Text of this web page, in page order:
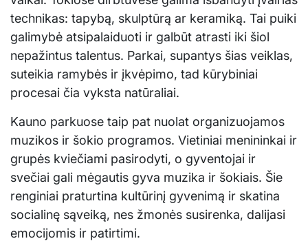
technikas: tapybą, skulptūrą ar keramiką. Tai puiki
galimybė atsipalaiduoti ir galbūt atrasti iki šiol
nepažintus talentus. Parkai, supantys šias veiklas,
suteikia ramybės ir įkvėpimo, tad kūrybiniai
procesai čia vyksta natūraliai.
Kauno parkuose taip pat nuolat organizuojamos
muzikos ir šokio programos. Vietiniai menininkai ir
grupės kviečiami pasirodyti, o gyventojai ir
svečiai gali mėgautis gyva muzika ir šokiais. Šie
renginiai praturtina kultūrinį gyvenimą ir skatina
socialinę sąveiką, nes žmonės susirenka, dalijasi
emocijomis ir patirtimi.